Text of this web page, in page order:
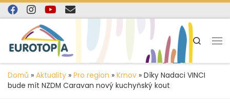
content
Skip to content
Search
Domů » Aktuality » Pro region » Krnov » Díky Nadaci VINCI
bude mít NZDM Caravan nový kuchyňský kout